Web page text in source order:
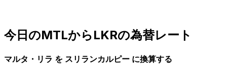
今日のMTLからLKRの為替レート
マルタ・リラ を スリランカルピー に換算する